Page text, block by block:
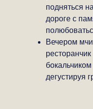
подняться
дороге с
Вечером
дегустируя